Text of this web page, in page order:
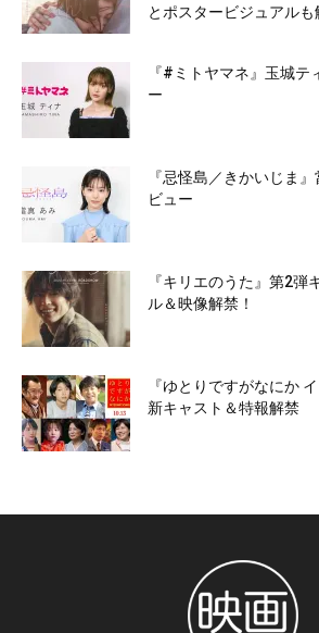
とポスタービジュアルも
『#ミトヤマネ』玉城テ
ー
『忌怪島／きかいじま
ビュー
『キリエのうた』第2弾
ル＆映像解禁！
『ゆとりですがなにか
新キャスト＆特報解禁